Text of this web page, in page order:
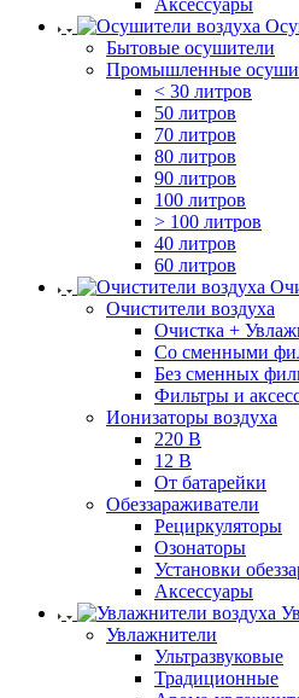
Аксессуары
Бытовые осушители
Промышленные
< 30 литров
50 литров
70 литров
80 литров
90 литров
100 литров
> 100 литров
40 литров
60 литров
Очистители воздуха
Очистка +
Cо сменными
Без сменных
Фильтры и
Ионизаторы воздуха
220 В
12 В
От батарейки
Обеззараживатели
Рециркуляторы
Озонаторы
Установки
Аксессуары
Увлажнители
Ультразвуковые
Традиционные